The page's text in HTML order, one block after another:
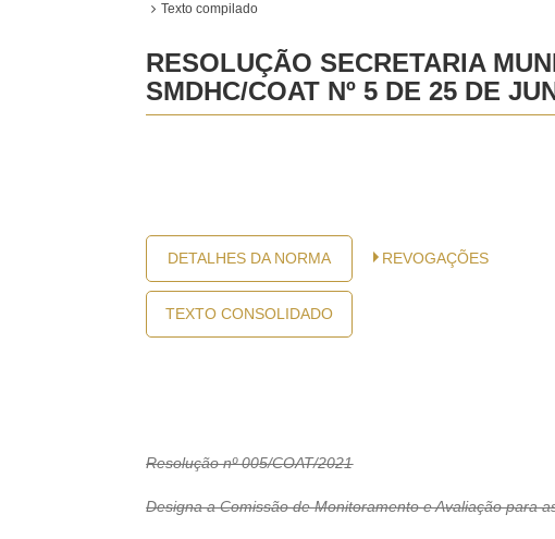
Texto compilado
RESOLUÇÃO SECRETARIA
SMDHC/COAT Nº 5 DE 25 DE
DETALHES DA NORMA
TEXTO CONSOLIDADO
REVOGAÇÕES
Resolução nº 005/COAT/2021
Designa a Comissão de Monitoramento e Avaliação para